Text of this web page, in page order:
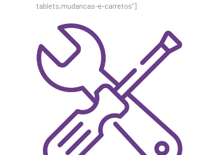
tablets,mudancas-e-carretos”]